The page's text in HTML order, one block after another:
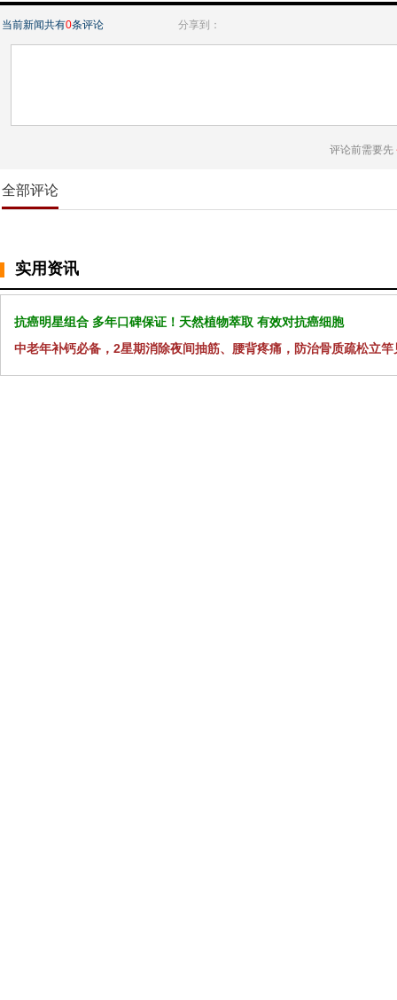
当前新闻共有0条评论 分享到：
评论前需要先
全部评论
实用资讯
抗癌明星组合 多年口碑保证！天然植物萃取 有效对抗癌细胞
中老年补钙必备，2星期消除夜间抽筋、腰背疼痛，防治骨质疏松立竿